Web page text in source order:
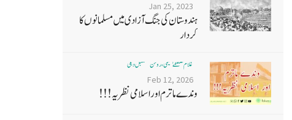
Jan 25, 2023
ہندوستان کی جنگ آزادی میں مسلمانوں کا
کردار
غلام مصطفےٰ نعیمی، روشن مستقبل دہلی
Feb 12, 2026
وندے ماترم اور اسلامی نظریہ!!!